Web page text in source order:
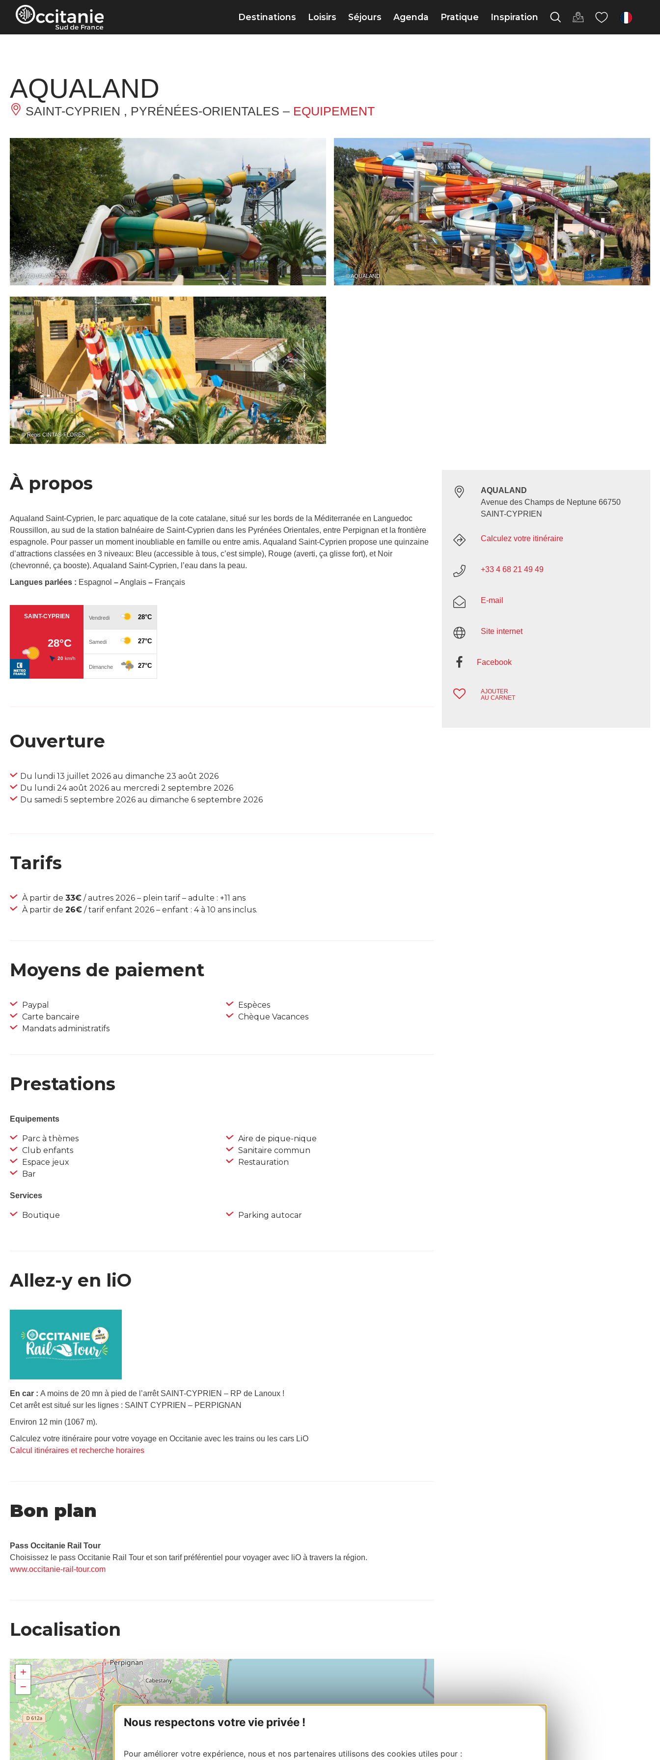
Panneau de gestion des cookies
Nous respectons votre vie privée !
Pour améliorer votre expérience, nous et nos partenaires utilisons des cookies utiles pour :
Destinations Loisirs Séjours Agenda Pratique Inspiration fr
AQUALAND
SAINT-CYPRIEN , PYRÉNÉES-ORIENTALES – EQUIPEMENT
– © AQUALAND 2021 – © AQUALAND
– © Regis CINTAS-FLORES
À propos
Aqualand Saint-Cyprien, le parc aquatique de la cote catalane, situé sur les bords de la Méditerranée en Languedoc
Roussillon, au sud de la station balnéaire de Saint-Cyprien dans les Pyrénées Orientales, entre Perpignan et la frontière
espagnole. Pour passer un moment inoubliable en famille ou entre amis. Aqualand Saint-Cyprien propose une quinzaine
d’attractions classées en 3 niveaux: Bleu (accessible à tous, c’est simple), Rouge (averti, ça glisse fort), et Noir
(chevronné, ça booste). Aqualand Saint-Cyprien, l’eau dans la peau.
Langues parlées : Espagnol –Anglais – Français
Ouverture
Du lundi 13 juillet 2026 au dimanche 23 août 2026
Du lundi 24 août 2026 au mercredi 2 septembre 2026
Du samedi 5 septembre 2026 au dimanche 6 septembre 2026
Tarifs
À partir de 33€ / autres 2026 – plein tarif – adulte : +11 ans
À partir de 26€ / tarif enfant 2026 – enfant : 4 à 10 ans inclus.
Moyens de paiement
Paypal
Carte bancaire
Mandats administratifs
Espèces
Chèque Vacances
Prestations
Equipements
Parc à thèmes
Club enfants
Espace jeux
Bar
Aire de pique-nique
Sanitaire commun
Restauration
Services
Boutique Parking autocar
Allez-y en liO
En car : A moins de 20 mn à pied de l’arrêt SAINT-CYPRIEN – RP de Lanoux !
Cet arrêt est situé sur les lignes : SAINT CYPRIEN – PERPIGNAN
Environ 12 min (1067 m).
Calculez votre itinéraire pour votre voyage en Occitanie avec les trains ou les cars LiO
Calcul itinéraires et recherche horaires
Bon plan
Pass Occitanie Rail Tour​
Choisissez le pass Occitanie Rail Tour et son tarif préférentiel pour voyager avec liO à travers la région.
www.occitanie-rail-tour.com
Localisation
+
−
AQUALAND
Avenue des Champs de Neptune 66750
SAINT-CYPRIEN
Calculez votre itinéraire
+33 4 68 21 49 49
E-mail
Site internet
Facebook
AJOUTER
AU CARNET